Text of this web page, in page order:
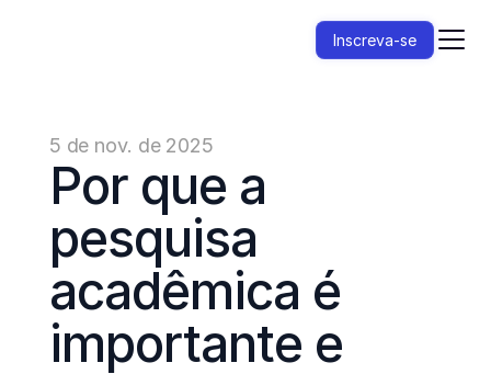
5 de nov. de 2025
Por que a
pesquisa
acadêmica é
importante e
Inscreva-se